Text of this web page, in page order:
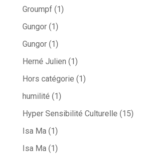
Groumpf (1)
Gungor(1)
Gungor(1)
Herné Julien (1)
Hors catégorie (1)
humilité (1)
Hyper Sensibilité Culturelle (15)
Isa Ma(1)
Isa Ma(1)